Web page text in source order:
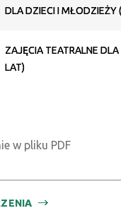
DLA DZIECI I MŁODZIEŻY
ZAJĘCIA TEATRALNE DLA
LAT)
w pliku PDF